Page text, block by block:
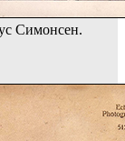
Симонсен.